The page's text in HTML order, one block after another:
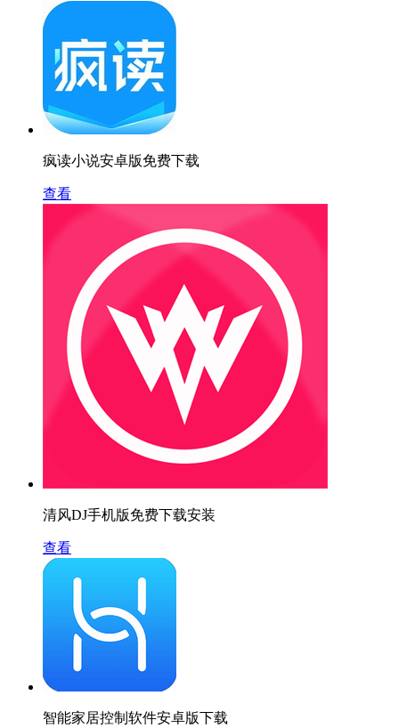
疯读小说安卓版免费下载
查看
清风DJ手机版免费下载安装
查看
智能家居控制软件安卓版下载